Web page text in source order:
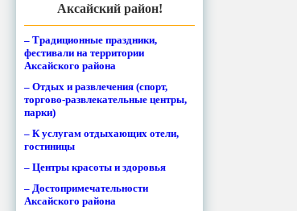
Аксайский район!
– Традиционные праздники,
фестивали на территории
Аксайского района
– Отдых и развлечения (спорт,
торгово-развлекательные центры,
парки)
– К услугам отдыхающих отели,
гостиницы
– Центры красоты и здоровья
– Достопримечательности
Аксайского района